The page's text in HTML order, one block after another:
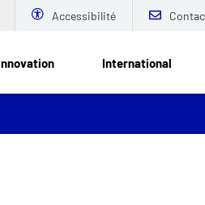
Accessibilité
International